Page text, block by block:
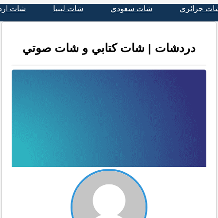
جزائري شات سعودي شات ليبيا شات
دردشات | شات كتابي و شات صوتي